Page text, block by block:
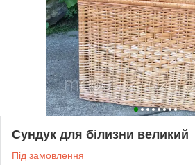
Сундук для білизни великий
Під замовлення